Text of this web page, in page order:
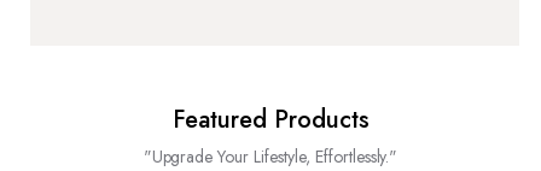
Featured Products
"Upgrade Your Lifestyle, Effortlessly."